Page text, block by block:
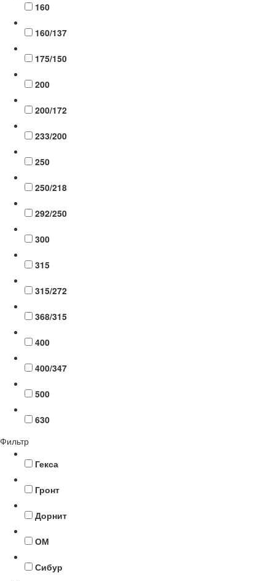
160
160/137
175/150
200
200/172
233/200
250
250/218
292/250
300
315
315/272
368/315
400
400/347
500
630
Фильтр
Гекса
Гронт
Дорнит
ОМ
Сибур